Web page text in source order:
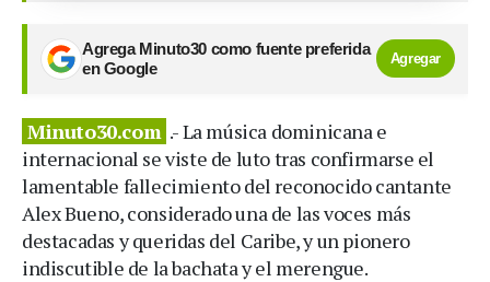
Agrega Minuto30 como fuente preferida
en Google
Agregar
Minuto30.com .- La música dominicana e
internacional se viste de luto tras confirmarse el
lamentable fallecimiento del reconocido cantante
Alex Bueno, considerado una de las voces más
destacadas y queridas del Caribe, y un pionero
indiscutible de la bachata y el merengue.